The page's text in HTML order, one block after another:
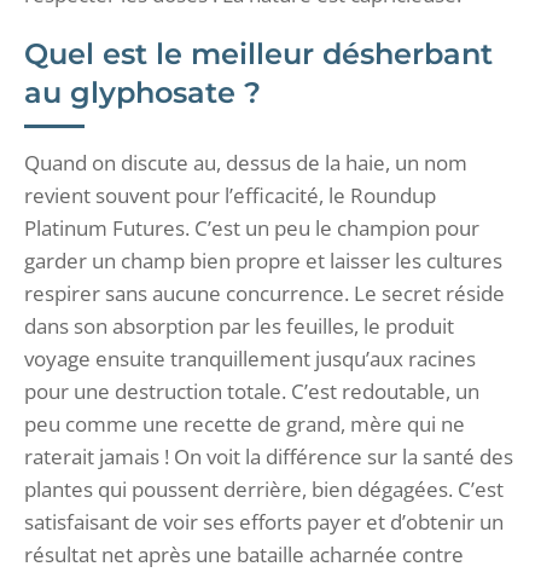
Quel est le meilleur désherbant
au glyphosate ?
Quand on discute au, dessus de la haie, un nom
revient souvent pour l’efficacité, le Roundup
Platinum Futures. C’est un peu le champion pour
garder un champ bien propre et laisser les cultures
respirer sans aucune concurrence. Le secret réside
dans son absorption par les feuilles, le produit
voyage ensuite tranquillement jusqu’aux racines
pour une destruction totale. C’est redoutable, un
peu comme une recette de grand, mère qui ne
raterait jamais ! On voit la différence sur la santé des
plantes qui poussent derrière, bien dégagées. C’est
satisfaisant de voir ses efforts payer et d’obtenir un
résultat net après une bataille acharnée contre